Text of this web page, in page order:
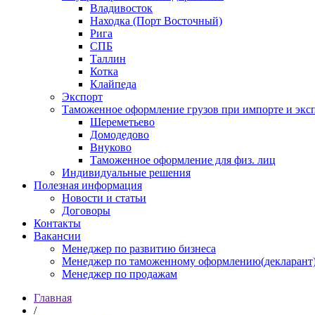
Владивосток
Находка (Порт Восточный)
Рига
СПБ
Таллин
Котка
Клайпеда
Экспорт
Таможенное оформление грузов при импорте и
Шереметьево
Домодедово
Внуково
Таможенное оформление для физ. лиц
Индивидуальные решения
Полезная информация
Новости и статьи
Договоры
Контакты
Вакансии
Менеджер по развитию бизнеса
Менеджер по таможенному
Менеджер по продажам
Главная
/